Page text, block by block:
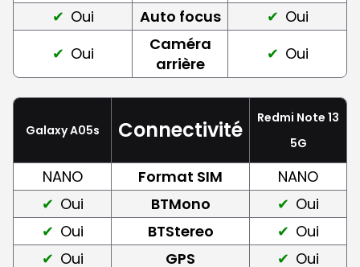
Oui
Auto focus
Oui
Oui
Caméra
arrière
Oui
Galaxy A05s Connectivité
Redmi Note 13
5G
NANO Format SIM
NANO
Oui
BTMono
Oui
Oui
BTStereo
Oui
Oui
GPS
Oui